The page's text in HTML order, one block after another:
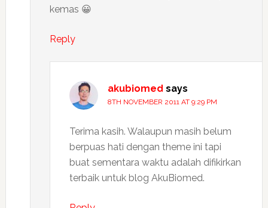
kemas 😀
Reply
akubiomed says
8TH NOVEMBER 2011 AT 9:29 PM
Terima kasih. Walaupun masih belum
berpuas hati dengan theme ini tapi
buat sementara waktu adalah difikirkan
terbaik untuk blog AkuBiomed.